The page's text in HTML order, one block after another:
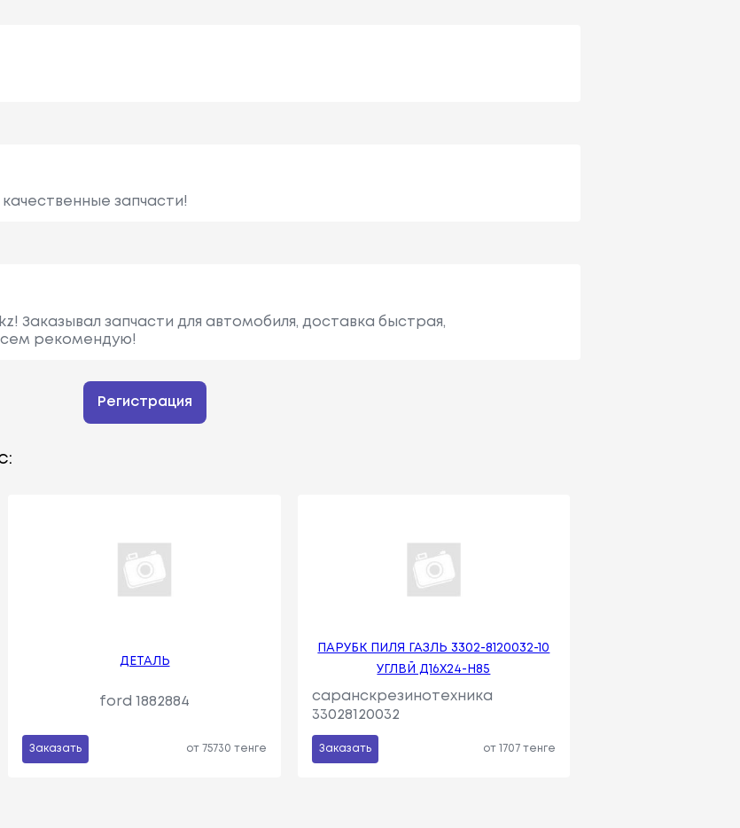
запчасти!
Заказывал запчасти для автомобиля, доставка быстрая,
рекомендую!
Регистрация
ДЕТАЛЬ
ford 1882884
Заказать от 75730 тенге
ПАРУБК ПИЛЯ ГАЗЛЬ 3302-8120032-10
УГЛВЙ Д16Х24-Н85
саранскрезинотехника
33028120032
Заказать от 1707 тенге